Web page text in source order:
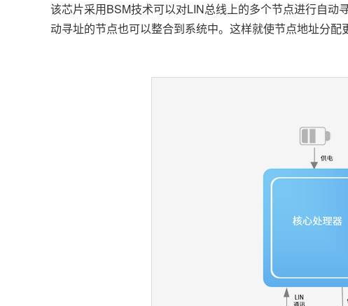
该芯片采用BSM技术可以对LIN总线上的多个节点进行自
动寻址的节点也可以整合到系统中。这样就使节点地址分配